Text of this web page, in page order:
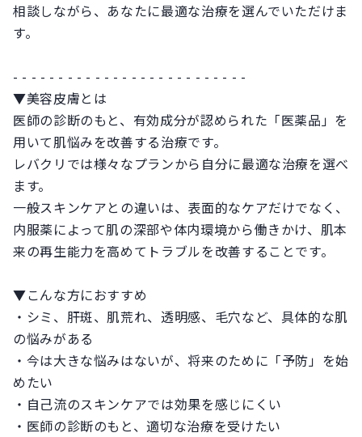
相談しながら、あなたに最適な治療を選んでいただけま
す。
- - - - - - - - - - - - - - - - - - - - - - - - - -
▼美容皮膚とは
医師の診断のもと、有効成分が認められた「医薬品」を
用いて肌悩みを改善する治療です。
レバクリでは様々なプランから自分に最適な治療を選べ
ます。
一般スキンケアとの違いは、表面的なケアだけでなく、
内服薬によって肌の深部や体内環境から働きかけ、肌本
来の再生能力を高めてトラブルを改善することです。
▼こんな方におすすめ
・シミ、肝斑、肌荒れ、透明感、毛穴など、具体的な肌
の悩みがある
・今は大きな悩みはないが、将来のために「予防」を始
めたい
・自己流のスキンケアでは効果を感じにくい
・医師の診断のもと、適切な治療を受けたい